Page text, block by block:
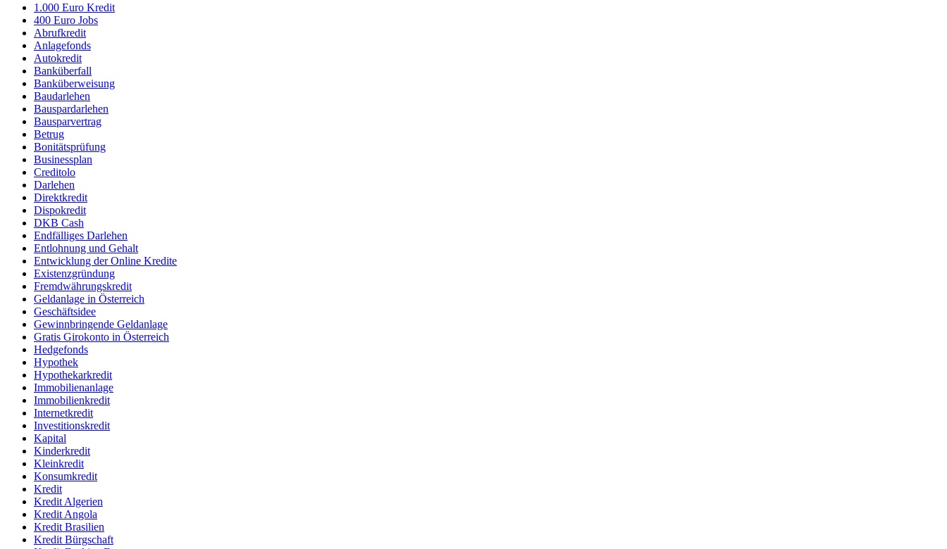
1.000 Euro Kredit
400 Euro Jobs
Abrufkredit
Anlagefonds
Autokredit
Banküberfall
Banküberweisung
Baudarlehen
Bauspardarlehen
Bausparvertrag
Betrug
Bonitätsprüfung
Businessplan
Creditolo
Darlehen
Direktkredit
Dispokredit
DKB Cash
Endfälliges Darlehen
Entlohnung und Gehalt
Entwicklung der Online Kredite
Existenzgründung
Fremdwährungskredit
Geldanlage in Österreich
Geschäftsidee
Gewinnbringende Geldanlage
Gratis Girokonto in Österreich
Hedgefonds
Hypothek
Hypothekarkredit
Immobilienanlage
Immobilienkredit
Internetkredit
Investitionskredit
Kapital
Kinderkredit
Kleinkredit
Konsumkredit
Kredit
Kredit Algerien
Kredit Angola
Kredit Brasilien
Kredit Bürgschaft